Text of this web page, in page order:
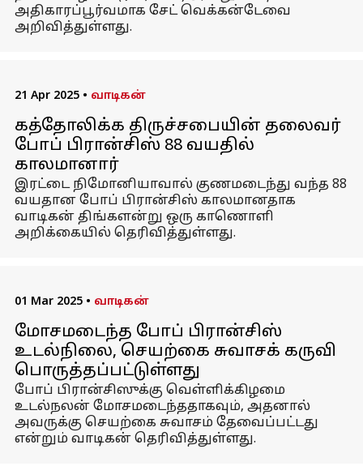
அதிகாரப்பூர்வமாக சேட் வெக்கன்டேவை
அறிவித்துள்ளது.
21 Apr 2025 • வாடிகன்
கத்தோலிக்க திருச்சபையின் தலைவர்
போப் பிரான்சிஸ் 88 வயதில்
காலமானார்
இரட்டை நிமோனியாவால் குணமடைந்து வந்த 88
வயதான போப் பிரான்சிஸ் காலமானதாக
வாடிகன் திங்களன்று ஒரு காணொளி
அறிக்கையில் தெரிவித்துள்ளது.
01 Mar 2025 • வாடிகன்
மோசமடைந்த போப் பிரான்சிஸ்
உடல்நிலை, செயற்கை சுவாசக் கருவி
பொருத்தப்பட்டுள்ளது
போப் பிரான்சிஸுக்கு வெள்ளிக்கிழமை
உடல்நலன் மோசமடைந்ததாகவும், அதனால்
அவருக்கு செயற்கை சுவாசம் தேவைப்பட்டது
என்றும் வாடிகன் தெரிவித்துள்ளது.